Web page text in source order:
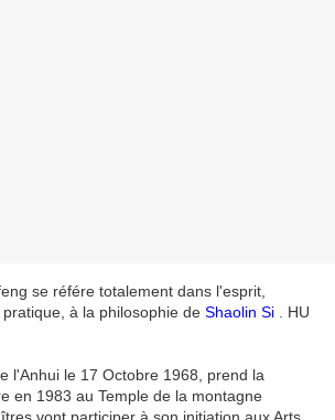
se référe totalement dans l'esprit,
à la philosophie de Shaolin Si . HU
l'Anhui le 17 Octobre 1968, prend la
en 1983 au Temple de la montagne